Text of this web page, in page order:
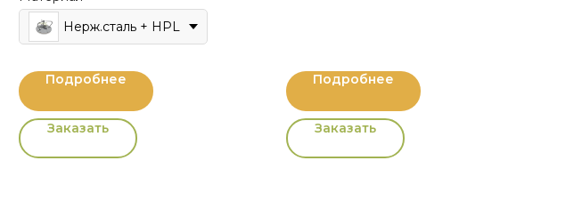
исполнении
Нерж.сталь + HPL
Подробнее
Заказать
Подробнее
Заказать